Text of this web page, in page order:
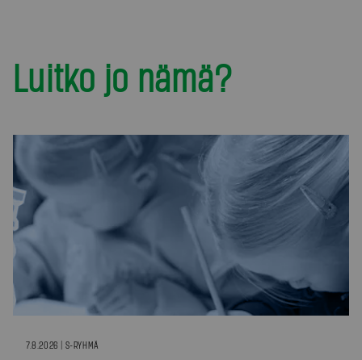
Luitko jo nämä?
7.8.2026 | S-RYHMÄ